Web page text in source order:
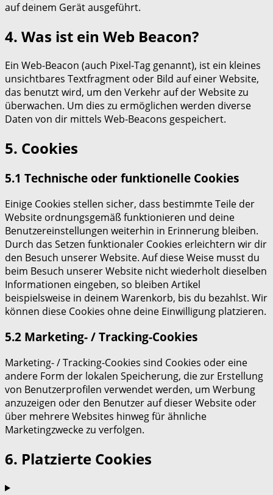
auf deinem Gerät ausgeführt.
4. Was ist ein Web Beacon?
Ein Web-Beacon (auch Pixel-Tag genannt), ist ein kleines
unsichtbares Textfragment oder Bild auf einer Website,
das benutzt wird, um den Verkehr auf der Website zu
überwachen. Um dies zu ermöglichen werden diverse
Daten von dir mittels Web-Beacons gespeichert.
5. Cookies
5.1 Technische oder funktionelle Cookies
Einige Cookies stellen sicher, dass bestimmte Teile der
Website ordnungsgemäß funktionieren und deine
Benutzereinstellungen weiterhin in Erinnerung bleiben.
Durch das Setzen funktionaler Cookies erleichtern wir dir
den Besuch unserer Website. Auf diese Weise musst du
beim Besuch unserer Website nicht wiederholt dieselben
Informationen eingeben, so bleiben Artikel
beispielsweise in deinem Warenkorb, bis du bezahlst. Wir
können diese Cookies ohne deine Einwilligung platzieren.
5.2 Marketing- / Tracking-Cookies
Marketing- / Tracking-Cookies sind Cookies oder eine
andere Form der lokalen Speicherung, die zur Erstellung
von Benutzerprofilen verwendet werden, um Werbung
anzuzeigen oder den Benutzer auf dieser Website oder
über mehrere Websites hinweg für ähnliche
Marketingzwecke zu verfolgen.
6. Platzierte Cookies